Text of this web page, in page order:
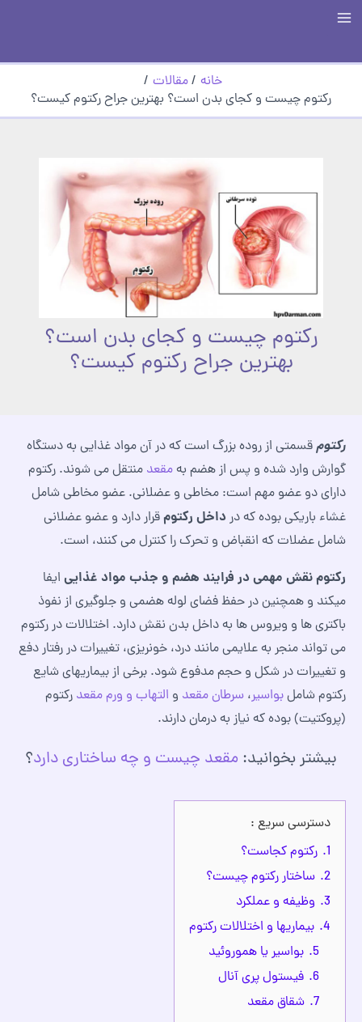
پرش
محتوا
Menu
خانه
مقالات
رکتوم چیست و کجای بدن است؟ بهترین جراح رکتوم کیست؟
رکتوم چیست و کجای بدن است؟
بهترین جراح رکتوم کیست؟
رکتومقسمتی از روده بزرگ است که در آن مواد غذایی به دستگاه
گوارش وارد شده و پس از هضم بهمقعد منتقل می شوند. رکتوم
دارای دو عضو مهم است: مخاطی و عضلانی. عضو مخاطی شامل
غشاء باریکی بوده که در داخل رکتومقرار دارد و عضو عضلانی
شامل عضلات که انقباض و تحرک را کنترل می کنند، است.
رکتوم نقش مهمی در فرایند هضم و جذب مواد غذایی ایفا
میکند و همچنین در حفظ فضای لوله هضمی و جلوگیری از نفوذ
باکتری‌ ها و ویروس‌ ها به داخل بدن نقش دارد. اختلالات در رکتوم
می‌ تواند منجر به علایمی مانند درد، خونریزی، تغییرات در رفتار دفع
و تغییرات در شکل و حجم مدفوع شود. برخی از بیماریهای شایع
رکتوم شاملبواسیر، سرطان مقعد و التهاب و ورم مقعد رکتوم
(پروکتیت) بوده که نیاز به درمان دارند.
بیشتر بخوانید: مقعد چیست و چه ساختاری دارد؟
دسترسی سریع :
1. رکتوم کجاست؟
2. ساختار رکتوم چیست؟
3. وظیفه و عملکرد
4. بیماریها و اختلالات رکتوم
5. بواسیر یا هموروئید
6. فیستول پری آنال
7. شقاق مقعد